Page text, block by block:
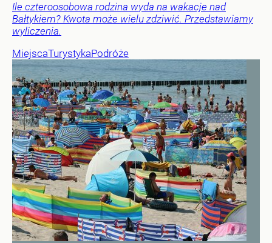
Ile czteroosobowa rodzina wyda na wakacje nad
Bałtykiem? Kwota może wielu zdziwić. Przedstawiamy
wyliczenia.
MiejscaTurystykaPodróże